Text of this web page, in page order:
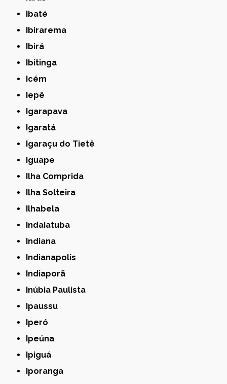
Ibaté
Ibirarema
Ibirá
Ibitinga
Icém
Iepê
Igarapava
Igaratá
Igaraçu do Tietê
Iguape
Ilha Comprida
Ilha Solteira
Ilhabela
Indaiatuba
Indiana
Indianapolis
Indiaporã
Inúbia Paulista
Ipaussu
Iperó
Ipeúna
Ipiguá
Iporanga